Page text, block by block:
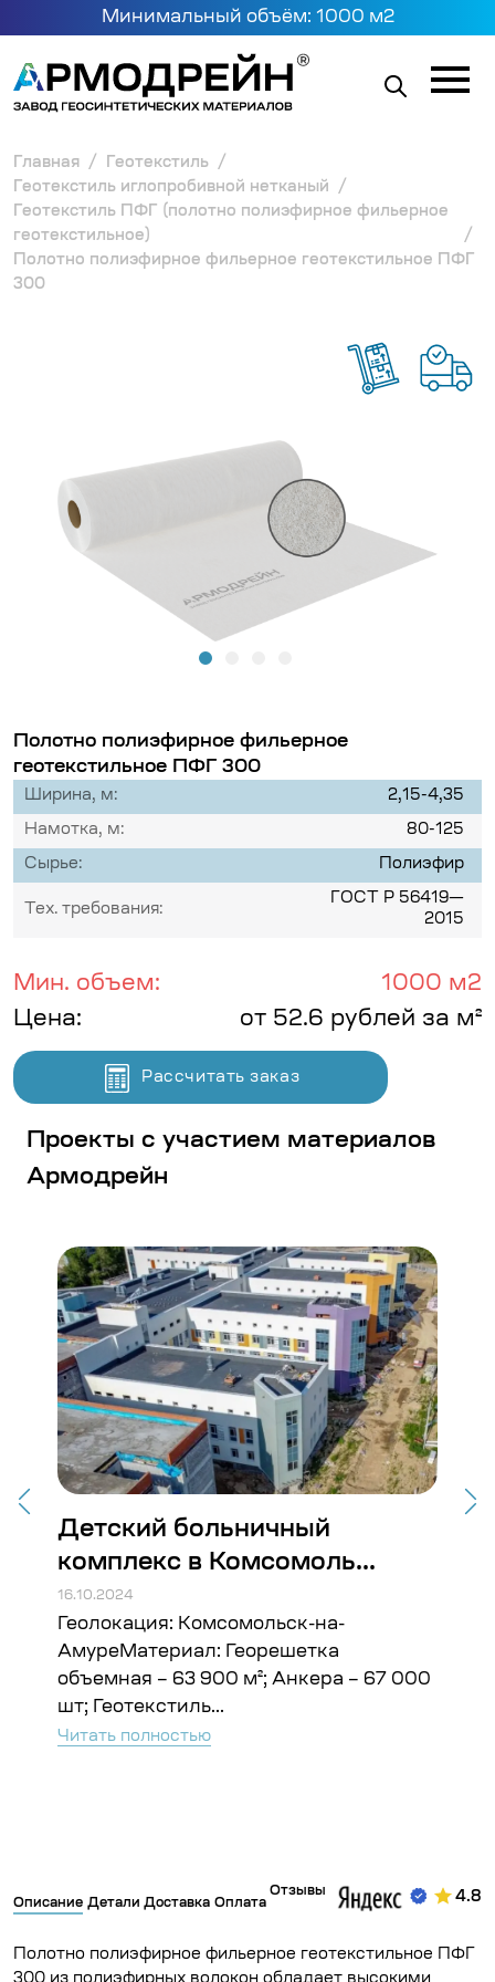
Главная
Геотекстиль
Геотекстиль иглопробивной нетканый
Геотекстиль ПФГ (полотно полиэфирное фильерное
геотекстильное)
Полотно полиэфирное фильерное геотекстильное ПФГ
300
Полотно полиэфирное фильерное
геотекстильное ПФГ 300
Ширина, м: 2,15-4,35
Намотка, м: 80-125
Сырье: Полиэфир
Тех. требования:
ГОСТ Р 56419—
2015
Мин. объем:
1000 м2
Цена:
от 52.6 рублей за м²
Рассчитать заказ
Проекты с участием материалов
Армодрейн
Детский больничный
комплекс в Комсомоль...
16.10.2024
Геолокация: Комсомольск-на-
АмуреМатериал: Георешетка
объемная – 63 900 м²; Анкера – 67 000
шт; Геотекстиль...
Читать полностью
Описание Детали Доставка Оплата
Отзывы 4.8
Полотно полиэфирное фильерное геотекстильное ПФГ
Минимальный объём: 1000 м2